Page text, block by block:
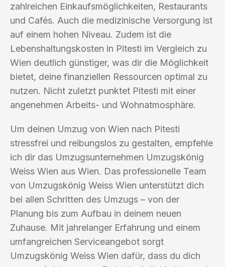
zahlreichen Einkaufsmöglichkeiten, Restaurants
und Cafés. Auch die medizinische Versorgung ist
auf einem hohen Niveau. Zudem ist die
Lebenshaltungskosten in Pitesti im Vergleich zu
Wien deutlich günstiger, was dir die Möglichkeit
bietet, deine finanziellen Ressourcen optimal zu
nutzen. Nicht zuletzt punktet Pitesti mit einer
angenehmen Arbeits- und Wohnatmosphäre.
Um deinen Umzug von Wien nach Pitesti
stressfrei und reibungslos zu gestalten, empfehle
ich dir das Umzugsunternehmen Umzugskönig
Weiss Wien aus Wien. Das professionelle Team
von Umzugskönig Weiss Wien unterstützt dich
bei allen Schritten des Umzugs – von der
Planung bis zum Aufbau in deinem neuen
Zuhause. Mit jahrelanger Erfahrung und einem
umfangreichen Serviceangebot sorgt
Umzugskönig Weiss Wien dafür, dass du dich